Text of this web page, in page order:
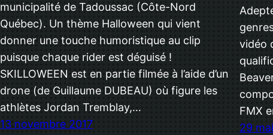
municipalité de Tadoussac (Côte-Nord
Québec). Un thème Halloween qui vient
donner une touche humoristique au clip
puisque chaque rider est déguisé !
SKILLOWEEN est en partie filmée à l’aide d’un
drone (de Guillaume DUBEAU) où figure les
athlètes Jordan Tremblay,…
13 novembre 2017
vidéo
FMX
29